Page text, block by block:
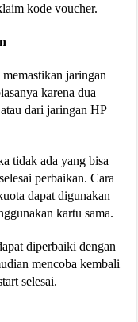
kode voucher.
jaringan
karena dua
dari jaringan HP
tidak ada yang bisa
perbaikan. Cara
dapat digunakan
kartu sama.
diperbaiki dengan
mencoba kembali
selesai.